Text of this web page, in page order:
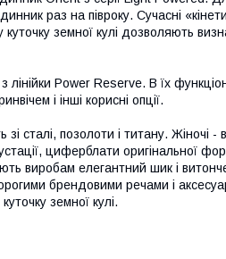
раз на півроку. Сучасні
земної кулі дозволяють
лінійки Power Reserve. В їх
і інші корисні опції.
сталі, позолоти і титану. Жіночі -
циферблати оригінальної
виробам елегантний шик і
брендовими речами і
земної кулі.